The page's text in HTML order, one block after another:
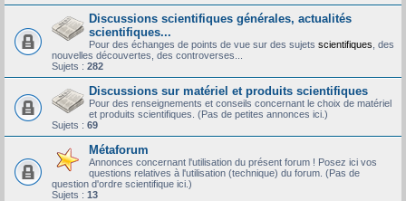
Discussions scientifiques générales, actualités
scientifiques...
Pour des échanges de points de vue sur des sujets scientifiques , des
nouvelles découvertes, des controverses...
Sujets : 282
Discussions sur matériel et produits scientifiques
Pour des renseignements et conseils concernant le choix de matériel
et produits scientifiques. (Pas de petites annonces ici.)
Sujets : 69
Métaforum
Annonces concernant l'utilisation du présent forum ! Posez ici vos
questions relatives à l'utilisation (technique) du forum. (Pas de
question d'ordre scientifique ici.)
Sujets : 13